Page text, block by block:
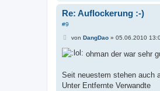
Re: Auflockerung :-)
#9
B
i
t
a
g
von DangDao» 05.06.2010
ohman der war sehr
Seit neuestem stehen auch
Unter Entfernte Verwandte